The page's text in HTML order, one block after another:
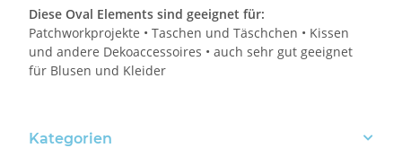
Diese Oval Elements sind geeignet für:
Patchworkprojekte • Taschen und Täschchen • Kissen
und andere Dekoaccessoires • auch sehr gut geeignet
für Blusen und Kleider
Kategorien